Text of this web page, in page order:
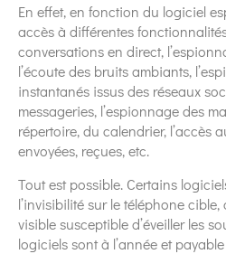
En effet, en fonction du logiciel
accès à différentes
conversations en direct,
l’écoute des bruits ambiants,
instantanés issus des réseaux
messageries, l’espionnage des
répertoire, du calendrier, l’accès
envoyées, reçues, etc.
Tout est possible. Certains
l’invisibilité sur le téléphone
visible susceptible d’éveiller les
logiciels sont à l’année et